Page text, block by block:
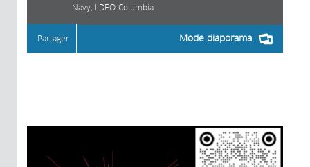
Navy, LDEO-Columbia
Mode diaporama
Partager